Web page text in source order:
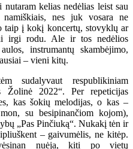
kelias nedėlias leist sau
nes juk vosara ne
taip į kokį koncertų, stovyklų ar
irgi rodu. Ale ir tos nedėlios
instrumantų skambėjimo,
– vieni kitų.
sudalyvaut respublikiniam
Žolinė 2022“. Per repeticijas
kas šokių melodijas, o kas –
su besipinančiom kojom),
„Pas Pinčiuką“. Nukakį tėn ir
– gaivumėlis, ne kitėp.
nuėja, kiti po vietų